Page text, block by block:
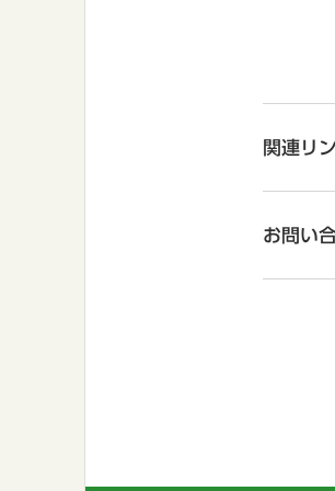
関連リ
お問い